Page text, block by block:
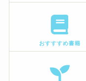
おすすすめ書籍